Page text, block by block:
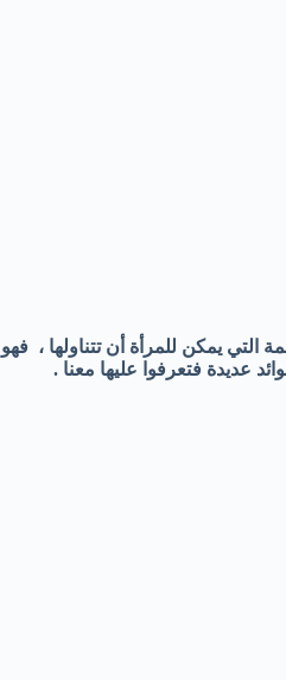
يمكن للمرأة أن تتناولها ، فهو
عديدة فتعرفوا عليها معنا .